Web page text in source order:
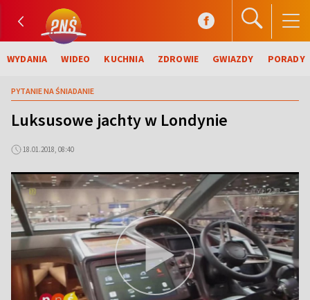
WYDANIA WIDEO KUCHNIA ZDROWIE GWIAZDY PORADY
PYTANIE NA ŚNIADANIE
Luksusowe jachty w Londynie
18.01.2018, 08:40